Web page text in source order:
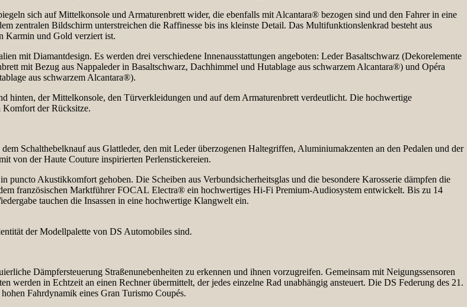
sich auf Mittelkonsole und Armaturenbrett wider, die ebenfalls mit Alcantara® bezogen sind und den Fahrer in eine
zentralen Bildschirm unterstreichen die Raffinesse bis ins kleinste Detail. Das Multifunktionslenkrad besteht aus
Karmin und Gold verziert ist.
mit Diamantdesign. Es werden drei verschiedene Innenausstattungen angeboten: Leder Basaltschwarz (Dekorelemente
mit Bezug aus Nappaleder in Basaltschwarz, Dachhimmel und Hutablage aus schwarzem Alcantara®) und Opéra
aus schwarzem Alcantara®).
hinten, der Mittelkonsole, den Türverkleidungen und auf dem Armaturenbrett verdeutlicht. Die hochwertige
Komfort der Rücksitze.
Schalthebelknauf aus Glattleder, den mit Leder überzogenen Haltegriffen, Aluminiumakzenten an den Pedalen und der
von der Haute Couture inspirierten Perlenstickereien.
Akustikkomfort gehoben. Die Scheiben aus Verbundsicherheitsglas und die besondere Karosserie dämpfen die
französischen Marktführer FOCAL Electra® ein hochwertiges Hi-Fi Premium-Audiosystem entwickelt. Bis zu 14
tauchen die Insassen in eine hochwertige Klangwelt ein.
der Modellpalette von DS Automobiles sind.
Dämpfersteuerung Straßenunebenheiten zu erkennen und ihnen vorzugreifen. Gemeinsam mit Neigungssensoren
werden in Echtzeit an einen Rechner übermittelt, der jedes einzelne Rad unabhängig ansteuert. Die DS Federung des 21.
Fahrdynamik eines Gran Turismo Coupés.